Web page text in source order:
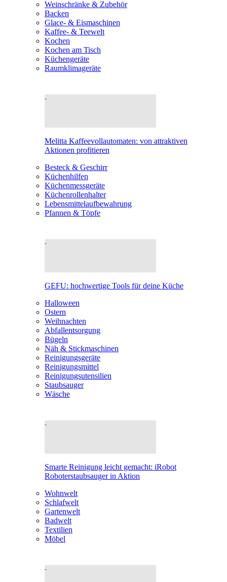
Weinschränke & Zubehör
Backen
Glace- & Eismaschinen
Kaffee- & Teewelt
Kochen
Kochen am Tisch
Küchengeräte
Raumklimageräte
Melitta Kaffeevollautomaten: von attraktiven
Aktionen profitieren
Besteck & Geschirr
Küchenhilfen
Küchenmessgeräte
Küchenrollenhalter
Lebensmittelaufbewahrung
Pfannen & Töpfe
GEFU: hochwertige Tools für deine Küche
Halloween
Ostern
Weihnachten
Abfallentsorgung
Bügeln
Näh & Stickmaschinen
Reinigungsgeräte
Reinigungsmittel
Reinigungsutensilien
Staubsauger
Wäsche
Smarte Reinigung leicht gemacht: iRobot
Roboterstaubsauger in Aktion
Wohnwelt
Schlafwelt
Gartenwelt
Badwelt
Textilien
Möbel